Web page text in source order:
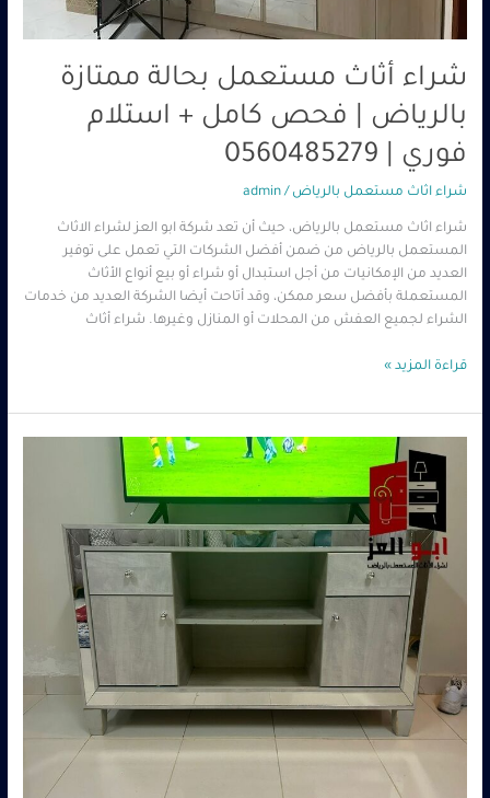
شراء أثاث مستعمل بحالة ممتازة
بالرياض | فحص كامل + استلام
فوري | 0560485279
شراء اثاث مستعمل بالرياض /
admin
شراء اثاث مستعمل بالرياض، حيث أن تعد شركة ابو العز لشراء الاثاث
المستعمل بالرياض من ضمن أفضل الشركات التي تعمل على توفير
العديد من الإمكانيات من أجل استبدال أو شراء أو بيع أنواع الأثاث
المستعملة بأفضل سعر ممكن، وقد أتاحت أيضا الشركة العديد من خدمات
الشراء لجميع العفش من المحلات أو المنازل وغيرها. شراء أثاث
قراءة المزيد »
مجمعات
مستعمله
بالرياض
0560485279